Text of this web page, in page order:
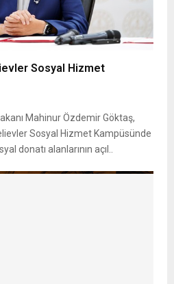
Sosyal Hizmet
Mahinur Özdemir Göktaş,
Sosyal Hizmet Kampüsünde
donatı alanlarının açıl..